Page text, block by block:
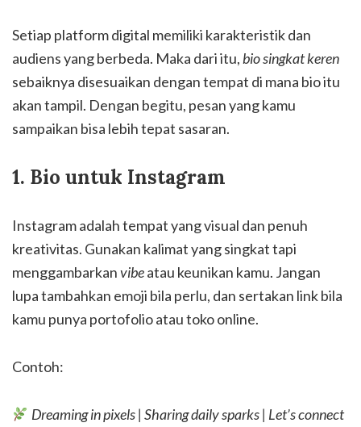
Setiap platform digital memiliki karakteristik dan
audiens yang berbeda. Maka dari itu, bio singkat keren
sebaiknya disesuaikan dengan tempat di mana bio itu
akan tampil. Dengan begitu, pesan yang kamu
sampaikan bisa lebih tepat sasaran.
1. Bio untuk Instagram
Instagram adalah tempat yang visual dan penuh
kreativitas. Gunakan kalimat yang singkat tapi
menggambarkanvibeatau keunikan kamu. Jangan
lupa tambahkan emoji bila perlu, dan sertakan link bila
kamu punya portofolio atau toko online.
Contoh:
Dreaming in pixels | Sharing daily sparks | Let’s connect